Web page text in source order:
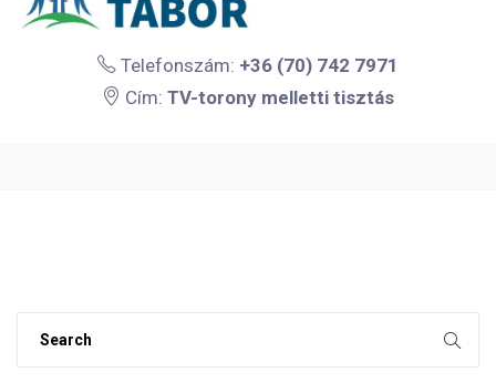
Telefonszám: +36 (70) 742 7971
Cím: TV-torony melletti tisztás